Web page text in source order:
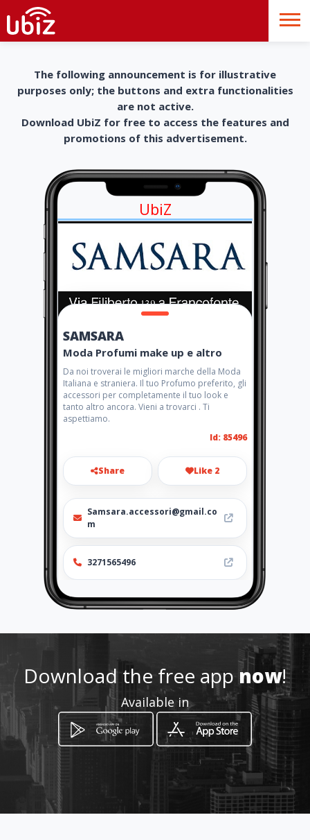
The following announcement is for illustrative
purposes only; the buttons and extra functionalities
are not active.
Download UbiZ for free to access the features and
promotions of this advertisement.
UbiZ
SAMSARA
Moda Profumi make up e altro
Da noi troverai le migliori marche della Moda
Italiana e straniera. Il tuo Profumo preferito, gli
accessori per completamente il tuo look e
tanto altro ancora. Vieni a trovarci . Ti
aspettiamo.
Id: 85496
Share Like 2
Samsara.accessori@gmail.co
m
3271565496
Location -
How to get
Download the free appnow!
Available in